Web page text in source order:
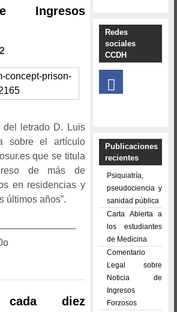
Ingresos
del letrado D. Luis
sobre el artículo
que se titula
de más de
en residencias y
últimos años”.
diez
Redes
sociales
CCDH
Publicaciones
recientes
Psiquiatría,
pseudociencia y
sanidad pública
Carta Abierta a
los estudiantes
de Medicina
Comentario
Legal sobre
Noticia de
Ingresos
Forzosos